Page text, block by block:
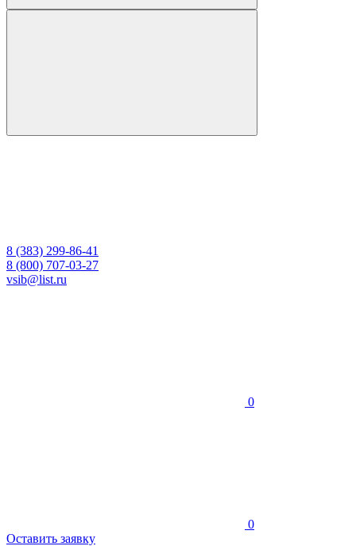
8 (383) 299-86-41
8 (800) 707-03-27
vsib@list.ru
0
0
Оставить заявку